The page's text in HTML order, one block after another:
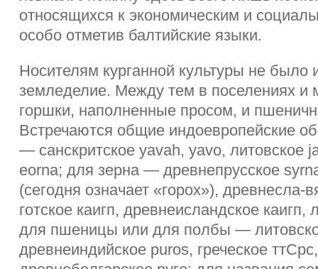
относящихся к экономическим и
особо отметив балтийские языки.
Носителям курганной культуры не было
земледелие. Между тем в поселениях и
горшки, наполненные просом, и
Встречаются общие индоевропейские
— санскритское yavah, yavo, литовское
eorna; для зерна — древнепрусское
(сегодня означает «горох»), древнесла-
готское каигп, древнеисландское каигп,
для пшеницы или для полбы —
древнеиндийское puros, греческое